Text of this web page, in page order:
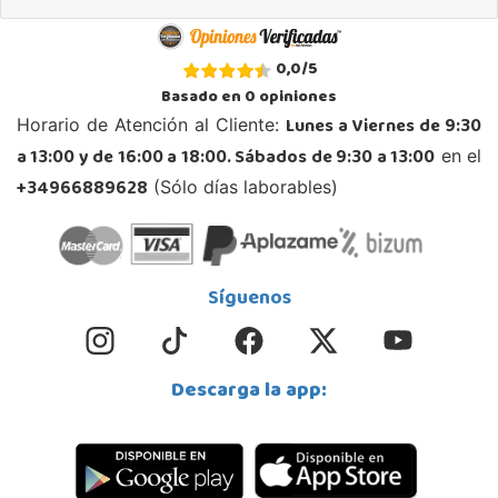
Juguetilandia Ciudad Real
Ciudad Real
Parque Comercial Puerta del Ave local 5 (Avenida de la ciencia nº9)
13005, Ciudad Real
926 230 093
Localizar Tienda
Juguetilandia Cocentaina
Avd. Alicante,27 (Carretera N-340)
POCAS UNIDADES
0,0/5
Basado en0opiniones
Horario de Atención al Cliente: Lunes a Viernes de 9:30
a 13:00 y de 16:00 a 18:00. Sábados de 9:30 a 13:00 en el
+34966889628 (Sólo días laborables)
Síguenos
Descarga la app: